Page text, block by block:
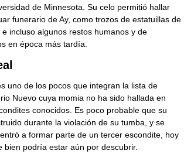
de Minnesota. Su celo permitió hallar
funerario de Ay, como trozos de estatuillas de
incluso algunos restos humanos y de
en época más tardía.
uno de los pocos que integran la lista de
Nuevo cuya momia no ha sido hallada en
conocidos. Es poco probable que su
durante la violación de su tumba, y se
a formar parte de un tercer escondite, hoy
bien podría estar aún por descubrir.